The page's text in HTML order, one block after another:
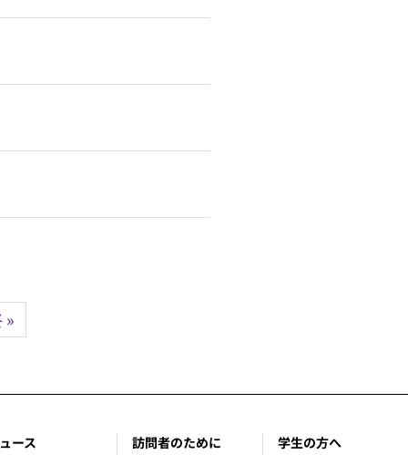
»
ース 訪問者のために 学生の方へ